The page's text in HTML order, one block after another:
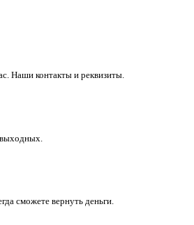
Наши контакты и реквизиты.
сможете вернуть деньги.